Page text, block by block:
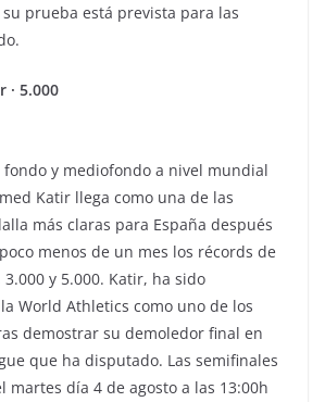
su prueba está prevista para las
· 5.000
fondo y mediofondo a nivel mundial
Katir llega como una de las
más claras para España después
menos de un mes los récords de
3.000 y 5.000. Katir, ha sido
World Athletics como uno de los
demostrar su demoledor final en
que ha disputado. Las semifinales
martes día 4 de agosto a las 13:00h